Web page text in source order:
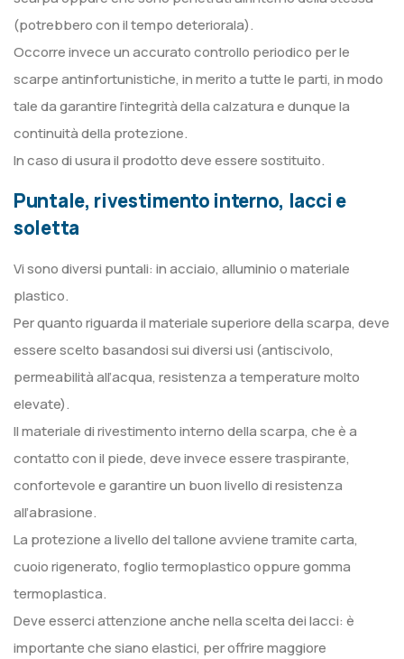
(potrebbero con il tempo deteriorala).
Occorre invece un accurato controllo periodico per le
scarpe antinfortunistiche, in merito a tutte le parti, in modo
tale da garantire l’integrità della calzatura e dunque la
continuità della protezione.
In caso di usura il prodotto deve essere sostituito.
Puntale, rivestimento interno, lacci e
soletta
Vi sono diversi puntali: in acciaio, alluminio o materiale
plastico.
Per quanto riguarda il materiale superiore della scarpa, deve
essere scelto basandosi sui diversi usi (antiscivolo,
permeabilità all’acqua, resistenza a temperature molto
elevate).
Il materiale di rivestimento interno della scarpa, che è a
contatto con il piede, deve invece essere traspirante,
confortevole e garantire un buon livello di resistenza
all’abrasione.
La protezione a livello del tallone avviene tramite carta,
cuoio rigenerato, foglio termoplastico oppure gomma
termoplastica.
Deve esserci attenzione anche nella scelta dei lacci: è
importante che siano elastici, per offrire maggiore